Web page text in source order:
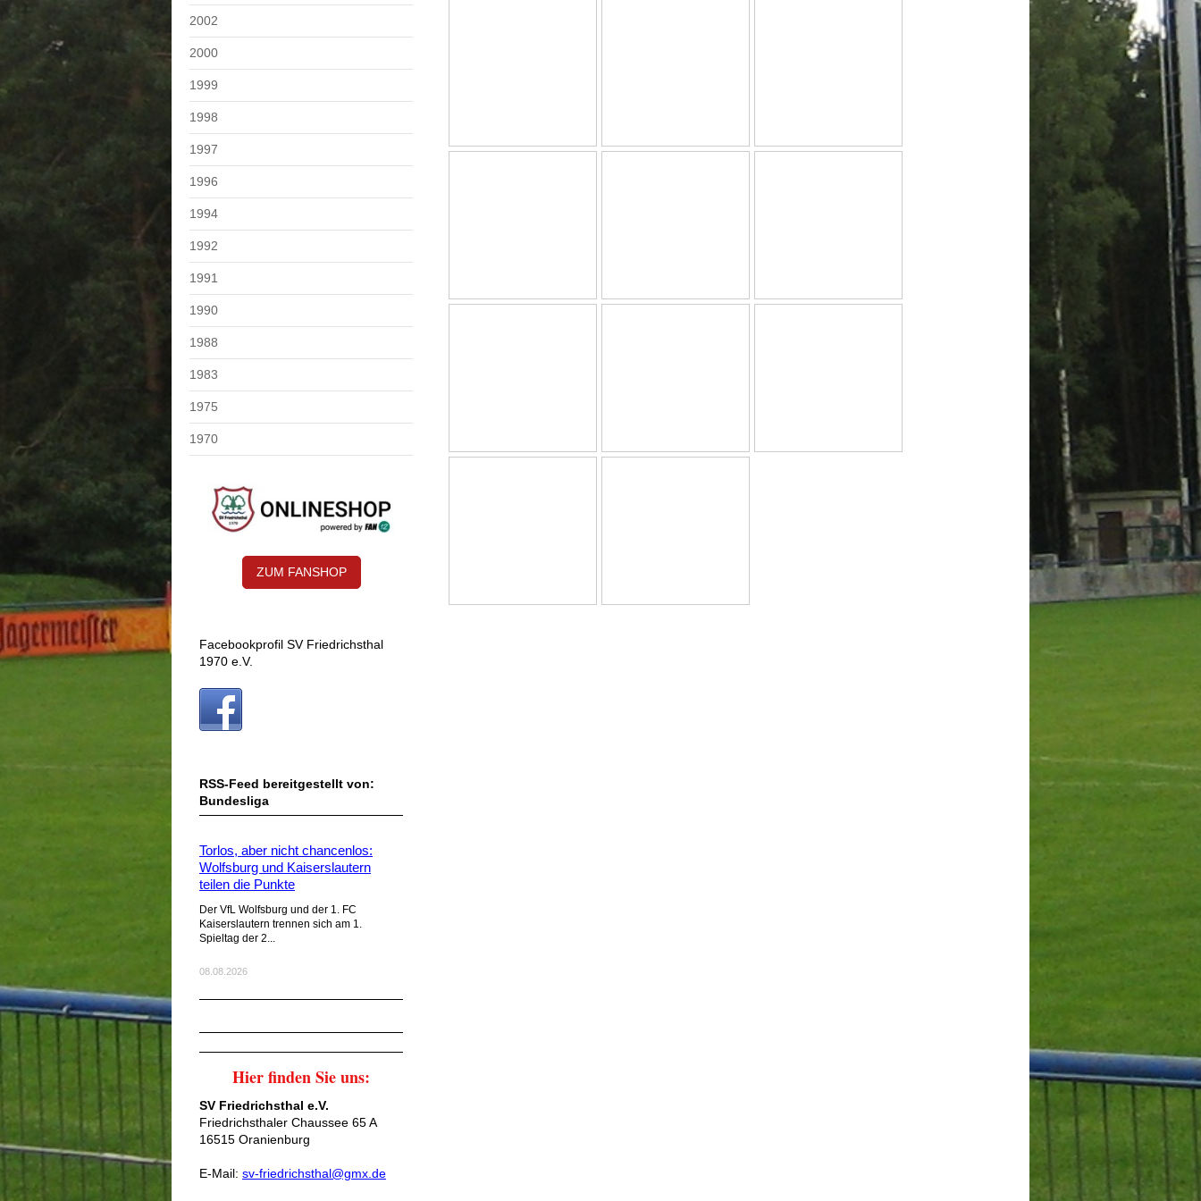
2002
2000
1999
1998
1997
1996
1994
1992
1991
1990
1988
1983
1975
1970
ZUM FANSHOP
Facebookprofil SV Friedrichsthal
1970 e.V.
RSS-Feed bereitgestellt von:
Bundesliga
Torlos, aber nicht chancenlos:
Wolfsburg und Kaiserslautern
teilen die Punkte
Der VfL Wolfsburg und der 1. FC
Kaiserslautern trennen sich am 1.
Spieltag der 2...
08.08.2026
Hier finden Sie uns:
SV Friedrichsthal e.V.
Friedrichsthaler Chaussee 65 A
16515 Oranienburg
E-Mail: sv-friedrichsthal@gmx.de